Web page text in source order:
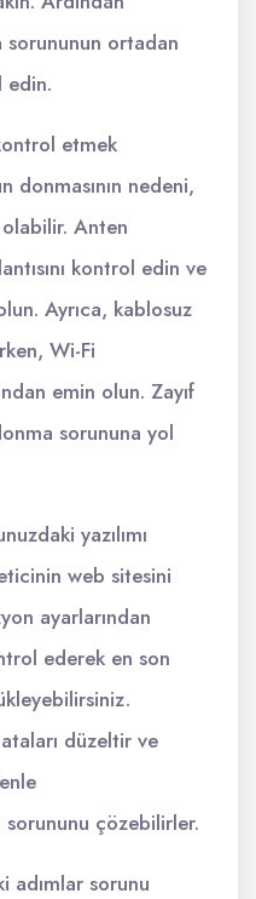
sorununun ortadan
edin.
etmek
donmasının nedeni,
Anten
kontrol edin ve
Ayrıca, kablosuz
Wi-Fi
emin olun. Zayıf
sorununa yol
yazılımı
web sitesini
ayarlarından
ederek en son
düzeltir ve
çözebilirler.
adımlar sorunu